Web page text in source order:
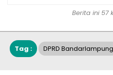
Berita ini 57
Tag : DPRD Bandarlampung